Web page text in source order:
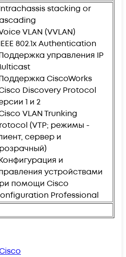
stacking or
VLAN (VVLAN)
802.1x Authentication
управления IP
CiscoWorks
Discovery Protocol
1 и 2
VLAN Trunking
(VTP; режимы -
сервер и
и
устройствами
помощи Cisco
Professional